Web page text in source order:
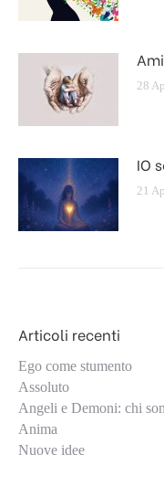
28
IO
21
Articoli recenti
Ego come stumento
Assoluto
Angeli e Demoni: chi
Anima
Nuove idee